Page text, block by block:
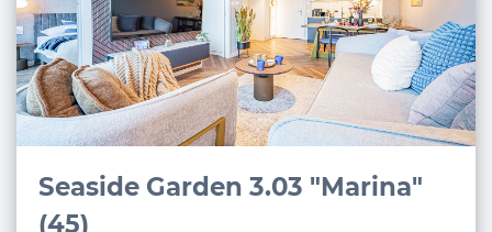
Seaside Garden 3.03 "Marina"
(45)